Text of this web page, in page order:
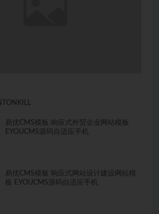
易优CMS模板 响应式外贸企业网站模板
EYOUCMS源码自适应手机
易优CMS模板 响应式网站设计建设网站模
板 EYOUCMS源码自适应手机